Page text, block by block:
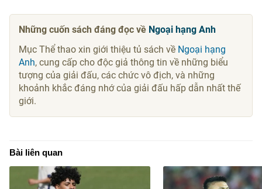
Những cuốn sách đáng đọc về Ngoại hạng Anh
Mục Thể thao xin giới thiệu tủ sách về Ngoại hạng
Anh, cung cấp cho độc giả thông tin về những biểu
tượng của giải đấu, các chức vô địch, và những
khoảnh khắc đáng nhớ của giải đấu hấp dẫn nhất thế
giới.
Bài liên quan